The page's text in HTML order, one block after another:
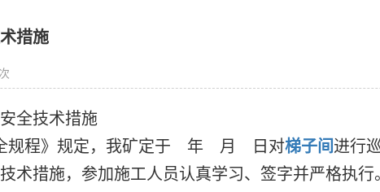
措施
全技术措施
规程》规定，我矿定于 年 月 日对梯子间 进行
术措施，参加施工人员认真学习、签字并严格执行